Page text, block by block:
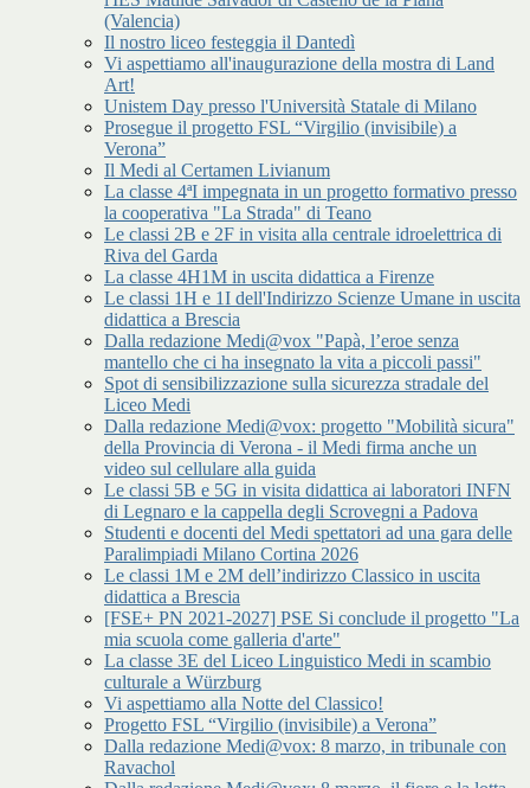
(Valencia)
Il nostro liceo festeggia il Dantedì
Vi aspettiamo all'inaugurazione della mostra di Land
Art!
Unistem Day presso l'Università Statale di Milano
Prosegue il progetto FSL “Virgilio (invisibile) a
Verona”
Il Medi al Certamen Livianum
La classe 4ªI impegnata in un progetto formativo presso
la cooperativa "La Strada" di Teano
Le classi 2B e 2F in visita alla centrale idroelettrica di
Riva del Garda
La classe 4H1M in uscita didattica a Firenze
Le classi 1H e 1I dell'Indirizzo Scienze Umane in uscita
didattica a Brescia
Dalla redazione Medi@vox "Papà, l’eroe senza
mantello che ci ha insegnato la vita a piccoli passi"
Spot di sensibilizzazione sulla sicurezza stradale del
Liceo Medi
Dalla redazione Medi@vox: progetto "Mobilità sicura"
della Provincia di Verona - il Medi firma anche un
video sul cellulare alla guida
Le classi 5B e 5G in visita didattica ai laboratori INFN
di Legnaro e la cappella degli Scrovegni a Padova
Studenti e docenti del Medi spettatori ad una gara delle
Paralimpiadi Milano Cortina 2026
Le classi 1M e 2M dell’indirizzo Classico in uscita
didattica a Brescia
[FSE+ PN 2021-2027] PSE Si conclude il progetto "La
mia scuola come galleria d'arte"
La classe 3E del Liceo Linguistico Medi in scambio
culturale a Würzburg
Vi aspettiamo alla Notte del Classico!
Progetto FSL “Virgilio (invisibile) a Verona”
Dalla redazione Medi@vox: 8 marzo, in tribunale con
Ravachol